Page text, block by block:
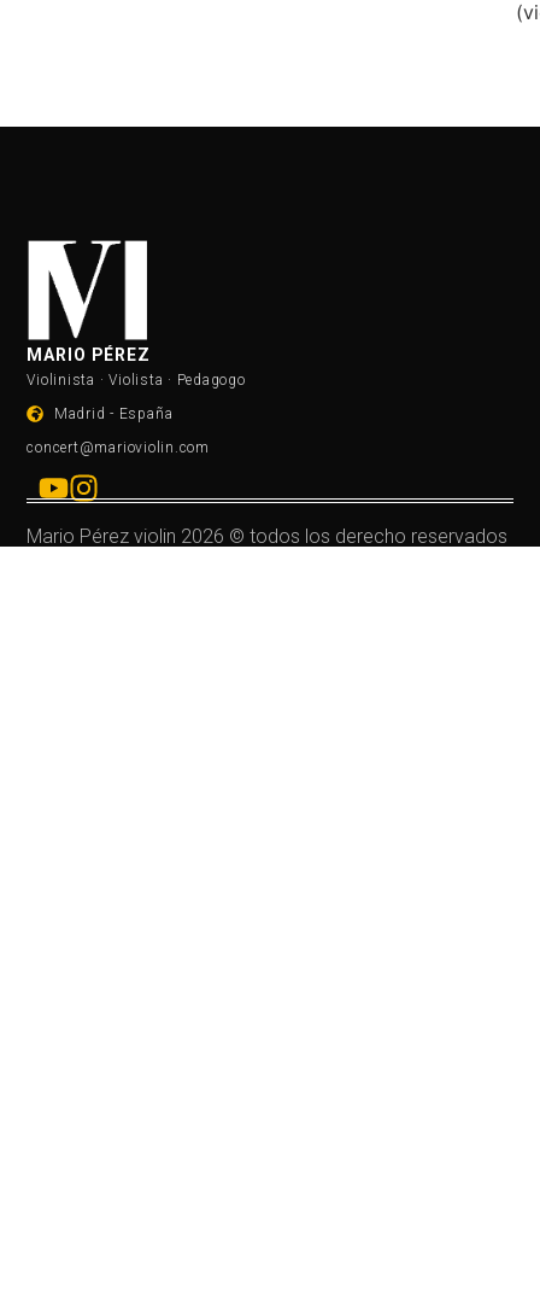
MARIO PÉREZ
Violinista · Violista · Pedagogo
Madrid - España
concert@marioviolin.com
Mario Pérez violin 2026 © todos los derecho reservados